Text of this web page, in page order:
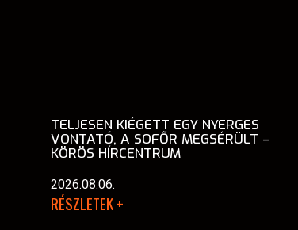
TELJESEN KIÉGETT EGY NYERGES
VONTATÓ, A SOFŐR MEGSÉRÜLT –
KÖRÖS HÍRCENTRUM
2026.08.06.
RÉSZLETEK +